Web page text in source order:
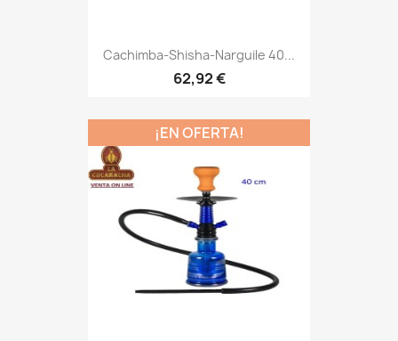
Cachimba-Shisha-Narguile 40...
62,92 €
¡EN OFERTA!